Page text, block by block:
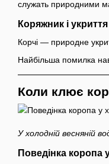
служать природними
Коряжник і укриття
Корчі — природне
Найбільша помилка
Коли клює
У холодній весняній
Поведінка коропа